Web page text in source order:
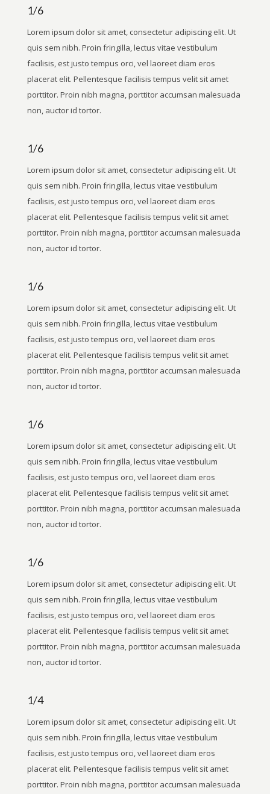
1/6
Lorem ipsum dolor sit amet, consectetur adipiscing elit. Ut
quis sem nibh. Proin fringilla, lectus vitae vestibulum
facilisis, est justo tempus orci, vel laoreet diam eros
placerat elit. Pellentesque facilisis tempus velit sit amet
porttitor. Proin nibh magna, porttitor accumsan malesuada
non, auctor id tortor.
1/6
Lorem ipsum dolor sit amet, consectetur adipiscing elit. Ut
quis sem nibh. Proin fringilla, lectus vitae vestibulum
facilisis, est justo tempus orci, vel laoreet diam eros
placerat elit. Pellentesque facilisis tempus velit sit amet
porttitor. Proin nibh magna, porttitor accumsan malesuada
non, auctor id tortor.
1/6
Lorem ipsum dolor sit amet, consectetur adipiscing elit. Ut
quis sem nibh. Proin fringilla, lectus vitae vestibulum
facilisis, est justo tempus orci, vel laoreet diam eros
placerat elit. Pellentesque facilisis tempus velit sit amet
porttitor. Proin nibh magna, porttitor accumsan malesuada
non, auctor id tortor.
1/6
Lorem ipsum dolor sit amet, consectetur adipiscing elit. Ut
quis sem nibh. Proin fringilla, lectus vitae vestibulum
facilisis, est justo tempus orci, vel laoreet diam eros
placerat elit. Pellentesque facilisis tempus velit sit amet
porttitor. Proin nibh magna, porttitor accumsan malesuada
non, auctor id tortor.
1/6
Lorem ipsum dolor sit amet, consectetur adipiscing elit. Ut
quis sem nibh. Proin fringilla, lectus vitae vestibulum
facilisis, est justo tempus orci, vel laoreet diam eros
placerat elit. Pellentesque facilisis tempus velit sit amet
porttitor. Proin nibh magna, porttitor accumsan malesuada
non, auctor id tortor.
1/4
Lorem ipsum dolor sit amet, consectetur adipiscing elit. Ut
quis sem nibh. Proin fringilla, lectus vitae vestibulum
facilisis, est justo tempus orci, vel laoreet diam eros
placerat elit. Pellentesque facilisis tempus velit sit amet
porttitor. Proin nibh magna, porttitor accumsan malesuada